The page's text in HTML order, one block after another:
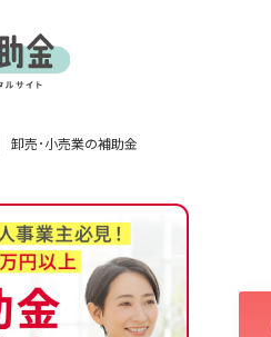
卸売･小売業の補助金